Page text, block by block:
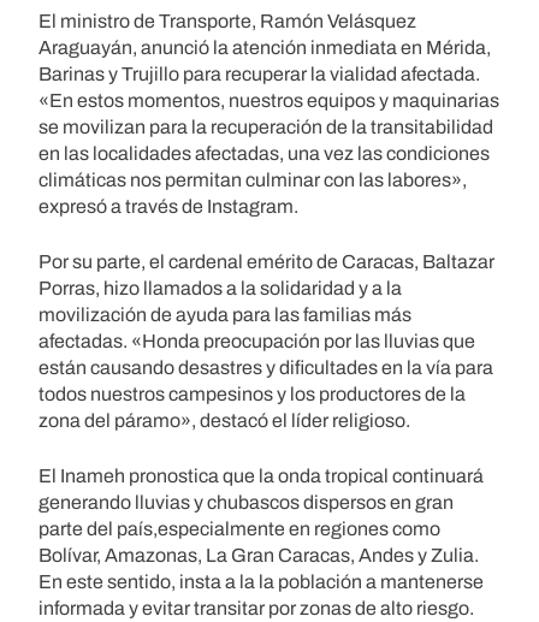
El ministro de Transporte, Ramón Velásquez
Araguayán, anunció la atención inmediata en Mérida,
Barinas y Trujillo para recuperar la vialidad afectada.
«En estos momentos, nuestros equipos y maquinarias
se movilizan para la recuperación de la transitabilidad
en las localidades afectadas, una vez las condiciones
climáticas nos permitan culminar con las labores»,
expresó a través de Instagram.
Por su parte, el cardenal emérito de Caracas, Baltazar
Porras, hizo llamados a la solidaridad y a la
movilización de ayuda para las familias más
afectadas. «Honda preocupación por las lluvias que
están causando desastres y dificultades en la vía para
todos nuestros campesinos y los productores de la
zona del páramo», destacó el líder religioso.
El Inameh pronostica que la onda tropical continuará
generando lluvias y chubascos dispersos en gran
parte del país,especialmente en regiones como
Bolívar, Amazonas, La Gran Caracas, Andes y Zulia.
En este sentido, insta a la la población a mantenerse
informada y evitar transitar por zonas de alto riesgo.